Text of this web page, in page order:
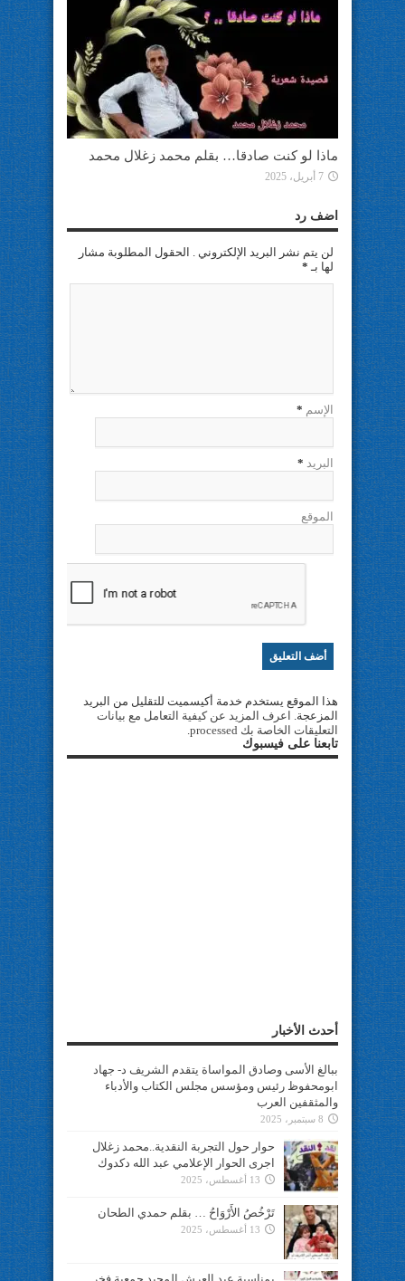
ماذا لو كنت صادقا… بقلم محمد زغلال محمد
7 أبريل، 2025
اضف رد
لن يتم نشر البريد الإلكتروني . الحقول المطلوبة مشار
لها بـ *
الإسم *
البريد *
الموقع
هذا الموقع يستخدم خدمة أكيسميت للتقليل من البريد
المزعجة. اعرف المزيد عن كيفية التعامل مع بيانات
التعليقات الخاصة بك processed
.
تابعنا على فيسبوك
أحدث الأخبار
ببالغ الأسى وصادق المواساة يتقدم الشريف د- جهاد
ابومحفوظ رئيس ومؤسس مجلس الكتاب والأدباء
والمثقفين العرب
8 سبتمبر، 2025
حوار حول التجربة النقدية..محمد زغلال
اجرى الحوار الإعلامي عبد الله دكدوك
13 أغسطس، 2025
تَرْخُصُ الأَرْوَاحُ … بقلم حمدي الطحان
13 أغسطس، 2025